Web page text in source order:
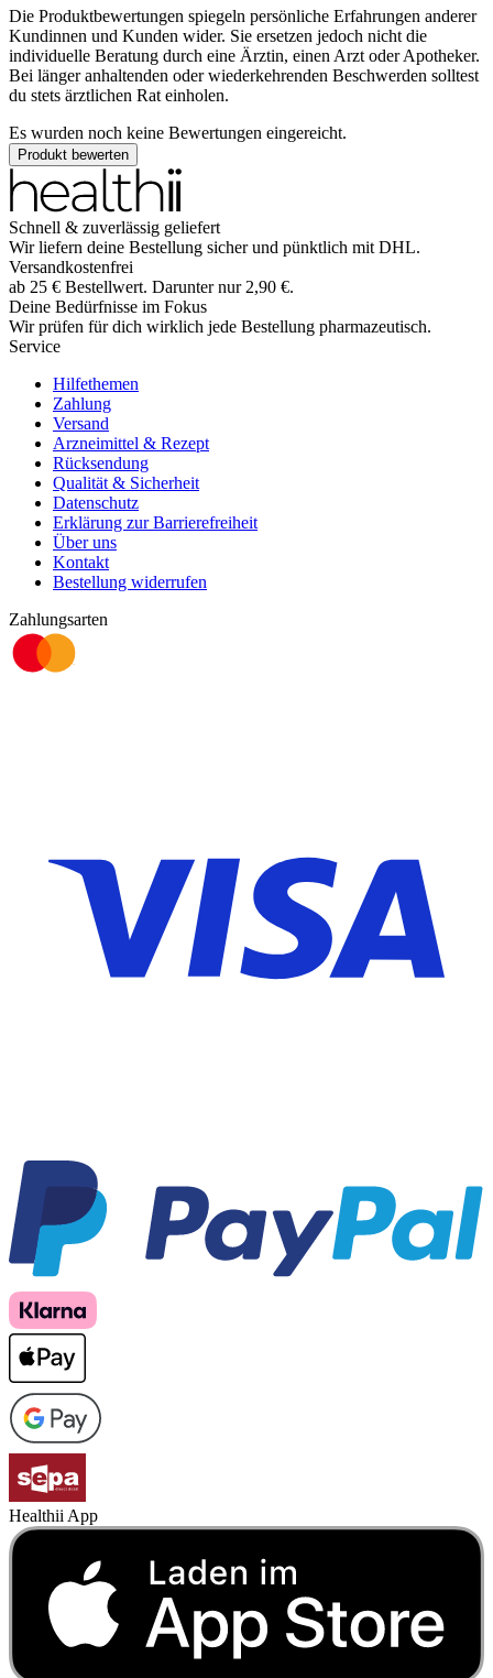
Die Produktbewertungen spiegeln persönliche Erfahrungen anderer
Kundinnen und Kunden wider. Sie ersetzen jedoch nicht die
individuelle Beratung durch eine Ärztin, einen Arzt oder Apotheker.
Bei länger anhaltenden oder wiederkehrenden Beschwerden solltest
du stets ärztlichen Rat einholen.
Es wurden noch keine Bewertungen eingereicht.
Produkt bewerten
Schnell & zuverlässig geliefert
Wir liefern deine Bestellung sicher und pünktlich mit DHL.
Versandkostenfrei
ab 25 € Bestellwert. Darunter nur 2,90 €.
Deine Bedürfnisse im Fokus
Wir prüfen für dich wirklich jede Bestellung pharmazeutisch.
Service
Hilfethemen
Zahlung
Versand
Arzneimittel & Rezept
Rücksendung
Qualität & Sicherheit
Datenschutz
Erklärung zur Barrierefreiheit
Über uns
Kontakt
Bestellung widerrufen
Zahlungsarten
Healthii App